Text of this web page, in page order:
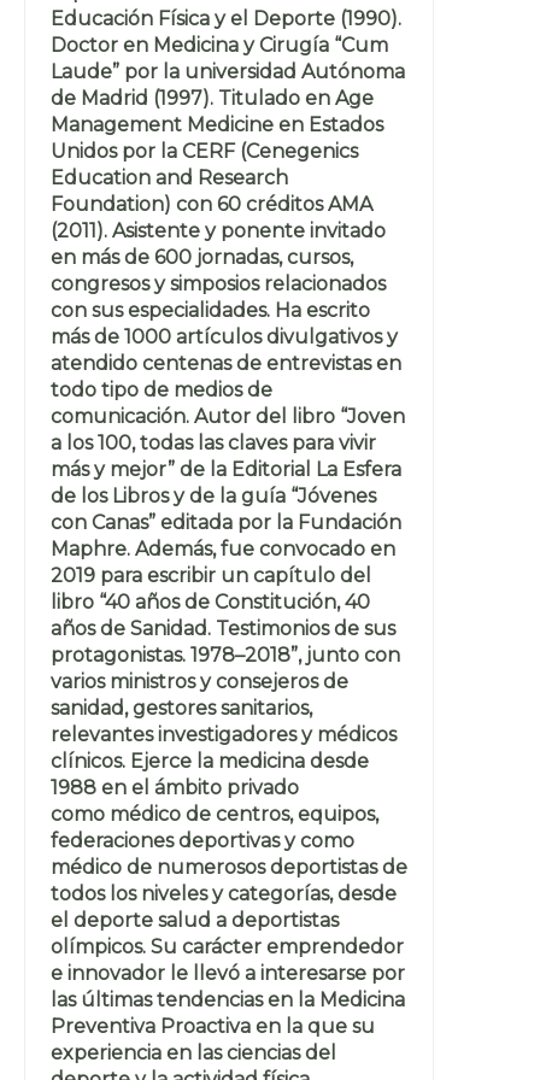
Educación Física y el Deporte (1990).
Doctor en Medicina y Cirugía “Cum
Laude” por la universidad Autónoma
de Madrid (1997). Titulado en Age
Management Medicine en Estados
Unidos por la CERF (Cenegenics
Education and Research
Foundation) con 60 créditos AMA
(2011). Asistente y ponente invitado
en más de 600 jornadas, cursos,
congresos y simposios relacionados
con sus especialidades. Ha escrito
más de 1000 artículos divulgativos y
atendido centenas de entrevistas en
todo tipo de medios de
comunicación. Autor del libro “Joven
a los 100, todas las claves para vivir
más y mejor” de la Editorial La Esfera
de los Libros y de la guía “Jóvenes
con Canas” editada por la Fundación
Maphre. Además, fue convocado en
2019 para escribir un capítulo del
libro “40 años de Constitución, 40
años de Sanidad. Testimonios de sus
protagonistas. 1978–2018”, junto con
varios ministros y consejeros de
sanidad, gestores sanitarios,
relevantes investigadores y médicos
clínicos. Ejerce la medicina desde
1988 en el ámbito privado
como médico de centros, equipos,
federaciones deportivas y como
médico de numerosos deportistas de
todos los niveles y categorías, desde
el deporte salud a deportistas
olímpicos. Su carácter emprendedor
e innovador le llevó a interesarse por
las últimas tendencias en la Medicina
Preventiva Proactiva en la que su
experiencia en las ciencias del